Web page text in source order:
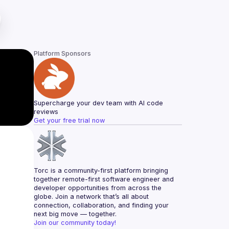
Platform Sponsors
Supercharge your dev team with AI code
reviews
Get your free trial now
Torc is a community-first platform bringing
together remote-first software engineer and
developer opportunities from across the
globe. Join a network that’s all about
connection, collaboration, and finding your
next big move — together.
Join our community today!